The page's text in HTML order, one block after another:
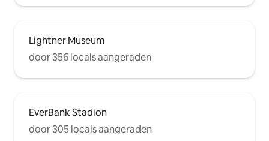
Lightner Museum
door 356 locals aangeraden
EverBank Stadion
door 305 locals aangeraden